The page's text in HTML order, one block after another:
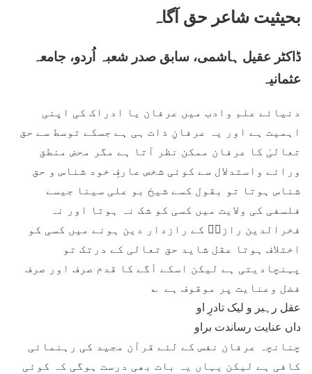
بحیثیت شاعر حق آگاہ
ڈاکٹر عقیل ہاشمی، سابق صدر شعبہ اُردو، جامعہ
عثمانیہ
دنیائے علم وادب میں عرفان یا ادراک کی اپنی
اہمیت ہے اور یہ عرفانِ ذات ہی ہے جسکے توسط سے حق
تعالیٰ کا عرفان ممکن نظر آتا ہے مگر محض منطق
ورائے واستدلال سے کوئی شخص عارفِ خود شناس و حق
شناس ہوتا تو بقول کسے شیخ بو علی سینا جیسے
فلسفی کی ولایت میں کسی کو شک نہ ہوتا اور نہ
فخرالدین رازیؔ کے رازدار دین ہونے میں کسی کو
اختلاف ہوتا عقل شاید حق تعالی کے درتک تو
پہنچادیتی ہے لیکن اسکے آگے کا قدم صرف اور صرف
فضل وعنایت پر موقوف ہے ؎
عقل رہبر و لیک تادرِ او
داں عنایت رساندت براو
چنانچہ عرفان نفس کے لئے قرآن مجید کی رہنمائی
کافی ہے لیکن یہاں یہ بات بھی درست ہوگی کہ کوئی